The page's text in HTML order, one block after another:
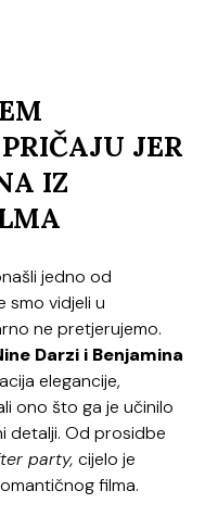
JER
IZ
jedno od
smo vidjeli u
ne pretjerujemo.
Darzi i Benjamina
elegancije,
ono što ga je učinilo
detalji. Od prosidbe
party, cijelo je
filma.